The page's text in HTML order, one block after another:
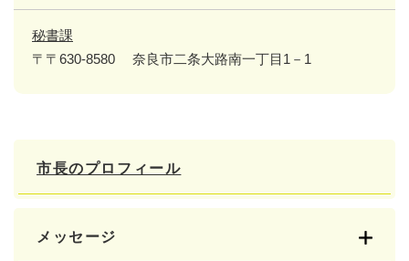
秘書課
〒〒630-8580
奈良市二条大路南一丁目1－1
市長のプロフィール
メッセージ